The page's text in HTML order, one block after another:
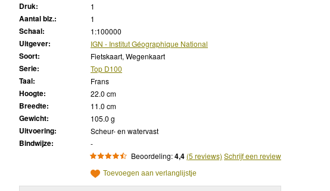
Druk: 1
Aantal blz.: 1
Schaal: 1:100000
Uitgever: IGN - Institut Géographique National
Soort: Fietskaart, Wegenkaart
Serie: Top D100
Taal: Frans
Hoogte: 22.0 cm
Breedte: 11.0 cm
Gewicht: 105.0 g
Uitvoering: Scheur- en watervast
Bindwijze:
-
Beoordeling:4,4 (5 reviews) Schrijf een review
Toevoegen aan verlanglijstje